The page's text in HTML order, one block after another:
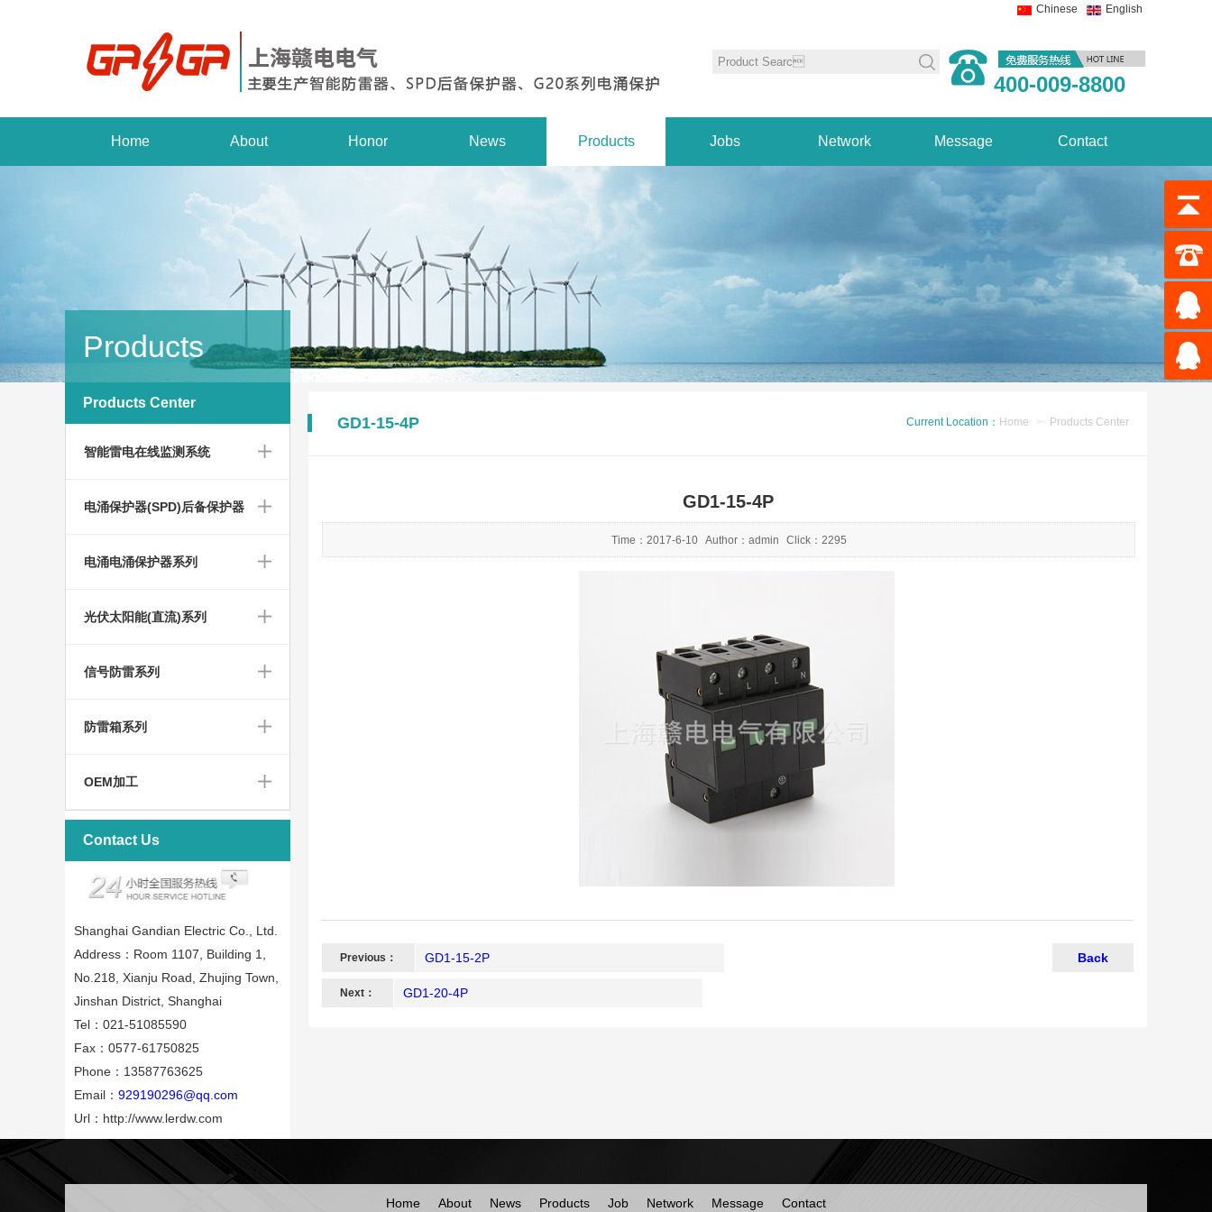
Chinese English
400-009-8800
Home About Honor News Products Jobs Network Message Contact
Products
Products Center
智能雷电在线监测系统
电涌保护器(SPD)后备保护器
电涌电涌保护器系列
光伏太阳能(直流)系列
信号防雷系列
防雷箱系列
OEM加工
Contact Us
Shanghai Gandian Electric Co., Ltd.
Address：Room 1107, Building 1,
No.218, Xianju Road, Zhujing Town,
Jinshan District, Shanghai
Tel：021-51085590
Fax：0577-61750825
Phone：13587763625
Email： 929190296@qq.com
Url：http://www.lerdw.com
GD1-15-4P Current Location： Home > Products Center
GD1-15-4P
Time： 2017-6-10 Author： admin Click：2295
Previous： GD1-15-2P
Next： GD1-20-4P
Back
Home About News Products Job Network Message Contact